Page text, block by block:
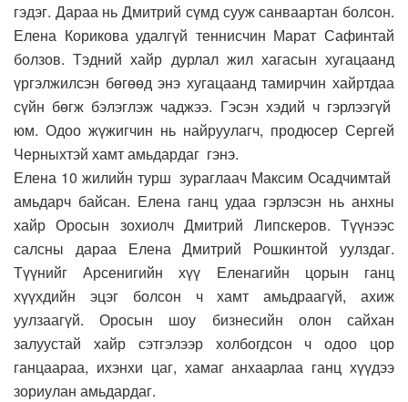
гэдэг. Дараа нь Дмитрий сүмд сууж санваартан болсон.
Елена Корикова удалгүй теннисчин Марат Сафинтай
болзов. Тэдний хайр дурлал жил хагасын хугацаанд
үргэлжилсэн бөгөөд энэ хугацаанд тамирчин хайртдаа
сүйн бөгж бэлэглэж чаджээ. Гэсэн хэдий ч гэрлээгүй
юм. Одоо жүжигчин нь найруулагч, продюсер Сергей
Черныхтэй хамт амьдардаг гэнэ.
Елена 10 жилийн турш зураглаач Максим Осадчимтай
амьдарч байсан. Елена ганц удаа гэрлэсэн нь анхны
хайр Оросын зохиолч Дмитрий Липскеров. Түүнээс
салсны дараа Елена Дмитрий Рошкинтой уулздаг.
Түүнийг Арсенигийн хүү Еленагийн цорын ганц
хүүхдийн эцэг болсон ч хамт амьдраагүй, ахиж
уулзаагүй. Оросын шоу бизнесийн олон сайхан
залуустай хайр сэтгэлээр холбогдсон ч одоо цор
ганцаараа, ихэнхи цаг, хамаг анхаарлаа ганц хүүдээ
зориулан амьдардаг.